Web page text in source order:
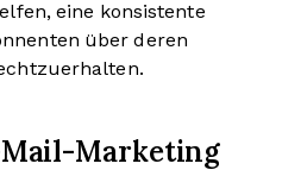
eine konsistente
über deren
Marketing